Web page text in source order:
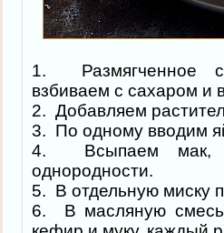
1. Размягченное
взбиваем с сахаром и
2. Добавляем
3. По одному вводим
4. Всыпаем мак,
однородности.
5. В отдельную миску
6. В масляную смесь